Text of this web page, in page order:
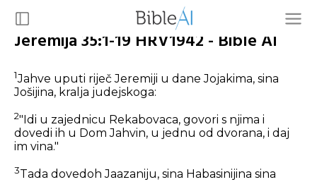
Jeremija 35:1-19 HRV1942 - Bible AI
1Jahve uputi riječ Jeremiji u dane Jojakima, sina
Jošijina, kralja judejskoga:
2"Idi u zajednicu Rekabovaca, govori s njima i
dovedi ih u Dom Jahvin, u jednu od dvorana, i daj
im vina."
3Tada dovedoh Jaazaniju, sina Habasinijina sina